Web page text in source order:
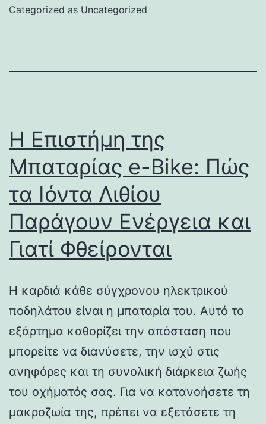
Categorized as Uncategorized
Η Επιστήμη της
Μπαταρίας e-Bike: Πώς
τα Ιόντα Λιθίου
Παράγουν Ενέργεια και
Γιατί Φθείρονται
Η καρδιά κάθε σύγχρονου ηλεκτρικού
ποδηλάτου είναι η μπαταρία του. Αυτό το
εξάρτημα καθορίζει την απόσταση που
μπορείτε να διανύσετε, την ισχύ στις
ανηφόρες και τη συνολική διάρκεια ζωής
του οχήματός σας. Για να κατανοήσετε τη
μακροζωία της, πρέπει να εξετάσετε τη